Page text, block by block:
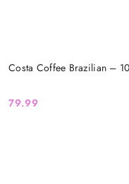
Costa Coffee Brazilian –
Cena:
79.99